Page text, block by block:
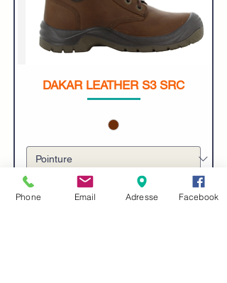
DAKAR LEATHER S3 SRC
Phone Email Adresse Facebook